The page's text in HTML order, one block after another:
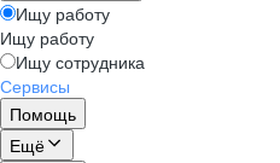
Ищу работу
Ищу работу
Ищу сотрудника
Сервисы
Помощь
Ещё